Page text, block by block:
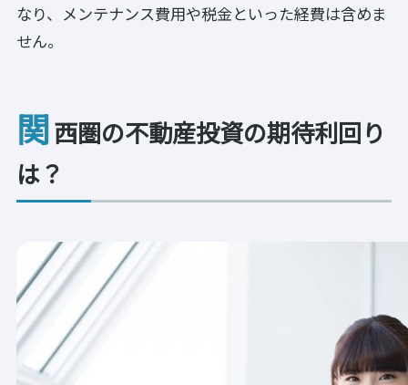
なり、メンテナンス費用や税金といった経費は含めま
せん。
関西圏の不動産投資の期待利回り
は？